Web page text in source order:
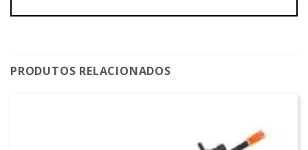
PRODUTOS RELACIONADOS